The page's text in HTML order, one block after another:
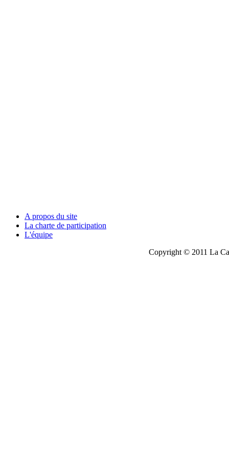
A propos du site
La charte de participation
L'équipe
Copyright © 2011 La